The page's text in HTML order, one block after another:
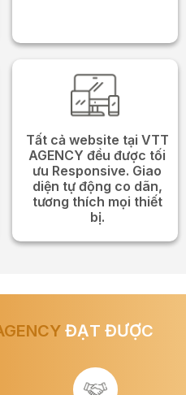
Tất cả website tại VTT
AGENCY đều được tối
ưu Responsive. Giao
diện tự động co dãn,
tương thích mọi thiết
bị.
ĐẠT ĐƯỢC